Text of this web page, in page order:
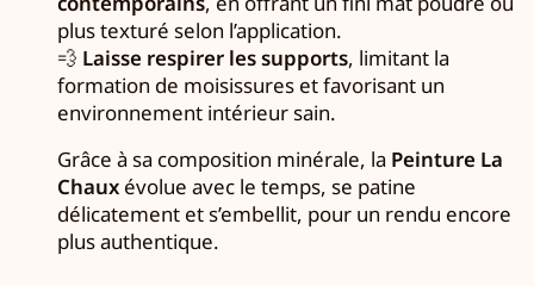
plus texturé selon l’application.
💨 Laisse respirer les supports, limitant la
formation de moisissures et favorisant un
environnement intérieur sain.
Grâce à sa composition minérale, la Peinture La
Chaux évolue avec le temps, se patine
délicatement et s’embellit, pour un rendu encore
plus authentique.